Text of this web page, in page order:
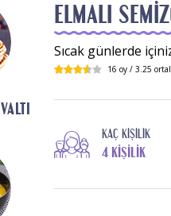
ELMALI
Sıcak günlerde
16 oy / 3.25
KAÇ KIŞILIK
4 KIŞILIK